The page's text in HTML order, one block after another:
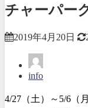
チャーパー
2019年4月20日
info
4/27（土）～5/6（